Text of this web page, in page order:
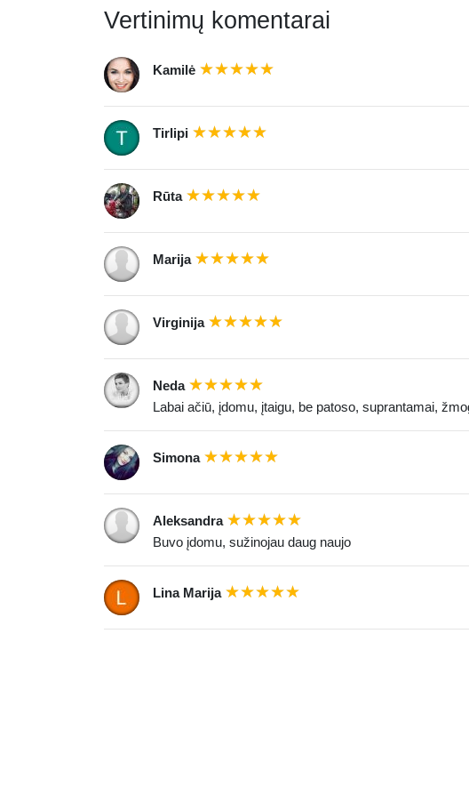
Vertinimų komentarai
Kamilė
Tirlipi
Rūta
Marija
Virginija
Neda
Labai ačiū, įdomu, įtaigu, be patoso, suprantamai,
Simona
Aleksandra
Buvo įdomu, sužinojau daug naujo
Lina Marija